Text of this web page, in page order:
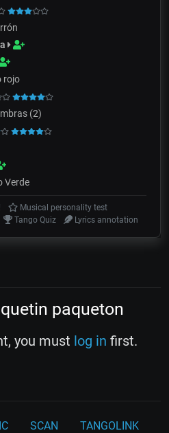
rojo
(2)
Verde
Musical personality test
Tango Quiz Lyrics annotation
paqueton
you must log in first.
SCAN TANGOLINK